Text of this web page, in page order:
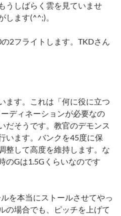
うしばらく雲を見ていませ
します(^^;)。
2フライトします。TKDさん
ます。これは「何に役に立つ
ディネーションが必要なの
だそうです。教官のデモンス
います。バンクを45度に保
整して高度を維持します。な
のGは1.5Gくらいなのです
を本当にストールさせてやっ
の場合でも、ピッチを上げて